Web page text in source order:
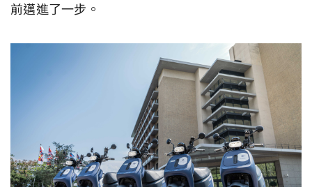
前邁進了一步。